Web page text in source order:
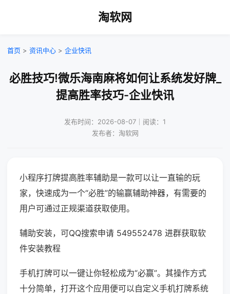
淘软网
首页 > 资讯中心 > 企业快讯
必胜技巧!微乐海南麻将如何让系统发好牌_
提高胜率技巧-企业快讯
发布时间：2026-08-07｜阅读：1
发布者：淘软网
小程序打牌提高胜率辅助是一款可以让一直输的玩
家，快速成为一个“必胜”的输赢辅助神器，有需要的
用户可通过正规渠道获取使用。
辅助安装，可QQ搜索申请 549552478 进群获取软
件安装教程
手机打牌可以一键让你轻松成为“必赢”。其操作方式
十分简单，打开这个应用便可以自定义手机打牌系统